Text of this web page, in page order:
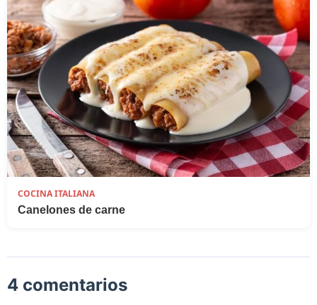
COCINA ITALIANA
Canelones de carne
4 comentarios